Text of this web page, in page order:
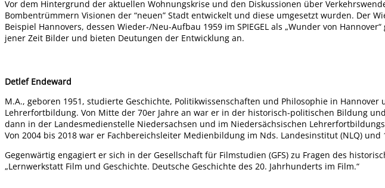
Vor dem Hintergrund der aktuellen Wohnungskrise und den Diskussionen über
Bombentrümmern Visionen der “neuen” Stadt entwickelt und diese umgesetzt wurden. Der
Beispiel Hannovers, dessen Wieder-/Neu-Aufbau 1959 im SPIEGEL als „Wunder von
jener Zeit Bilder und bieten Deutungen der Entwicklung an.
Detlef Endeward
M.A., geboren 1951, studierte Geschichte, Politikwissenschaften und Philosophie in
Lehrerfortbildung. Von Mitte der 70er Jahre an war er in der historisch-politischen Bildung
dann in der Landesmedienstelle Niedersachsen und im Niedersächsischen
Von 2004 bis 2018 war er Fachbereichsleiter Medienbildung im Nds. Landesinstitut (NLQ)
Gegenwärtig engagiert er sich in der Gesellschaft für Filmstudien (GFS) zu Fragen des
„Lernwerkstatt Film und Geschichte. Deutsche Geschichte des 20. Jahrhunderts im Film.“